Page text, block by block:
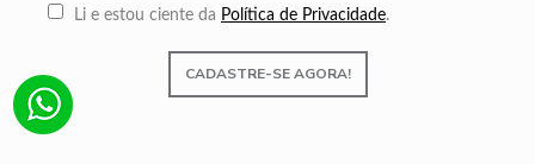
Li e estou ciente da Política de Privacidade.
CADASTRE-SE AGORA!